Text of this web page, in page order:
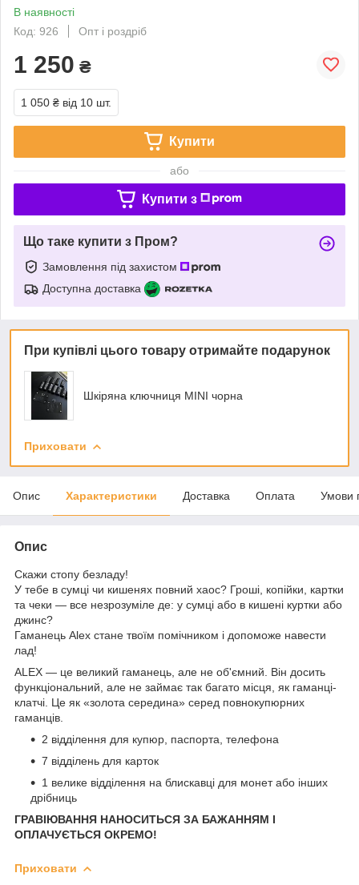
В наявності
Код: 926
Опт і роздріб
1 250 ₴
1 050 ₴ від 10 шт.
Купити
або
Купити з
Що таке купити з Пром?
Замовлення під захистом
Доступна доставка
При купівлі цього товару отримайте подарунок
Шкіряна ключниця MINI чорна
Приховати
Опис Характеристики Доставка Оплата Умови
Опис
Скажи стопу безладу!
У тебе в сумці чи кишенях повний хаос? Гроші, копійки, картки
та чеки — все незрозуміле де: у сумці або в кишені куртки або
джинс?
Гаманець Alex стане твоїм помічником і допоможе навести
лад!
ALEX — це великий гаманець, але не об'ємний. Він досить
функціональний, але не займає так багато місця, як гаманці-
клатчі. Це як «золота середина» серед повнокупюрних
гаманців.
2 відділення для купюр, паспорта, телефона
7 відділень для карток
1 велике відділення на блискавці для монет або інших
дрібниць
ГРАВІЮВАННЯ НАНОСИТЬСЯ ЗА БАЖАННЯМ І
ОПЛАЧУЄТЬСЯ ОКРЕМО!
Приховати